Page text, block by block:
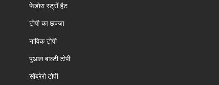
फेडोरा स्ट्रॉ हैट
टोपी का छज्जा
नाविक टोपी
पुआल बाल्टी टोपी
सोंब्रेरो टोपी